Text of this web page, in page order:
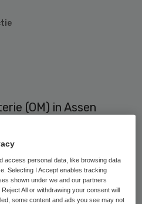
(OM) in Assen
Ziekenhuis in Emmen.
de vrouw op 12
dood is
een woordvoerster
access personal data, like browsing data
Selecting I Accept enables tracking
shown under we and our partners
All or withdrawing your consent will
some content and ads you see may not